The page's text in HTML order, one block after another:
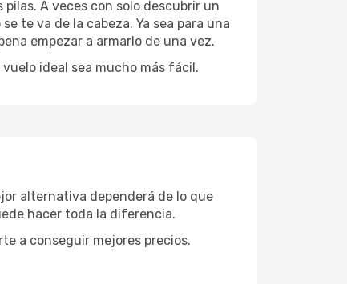
A veces con solo descubrir un
te va de la cabeza. Ya sea para una
empezar a armarlo de una vez.
ideal sea mucho más fácil.
alternativa dependerá de lo que
hacer toda la diferencia.
a conseguir mejores precios.